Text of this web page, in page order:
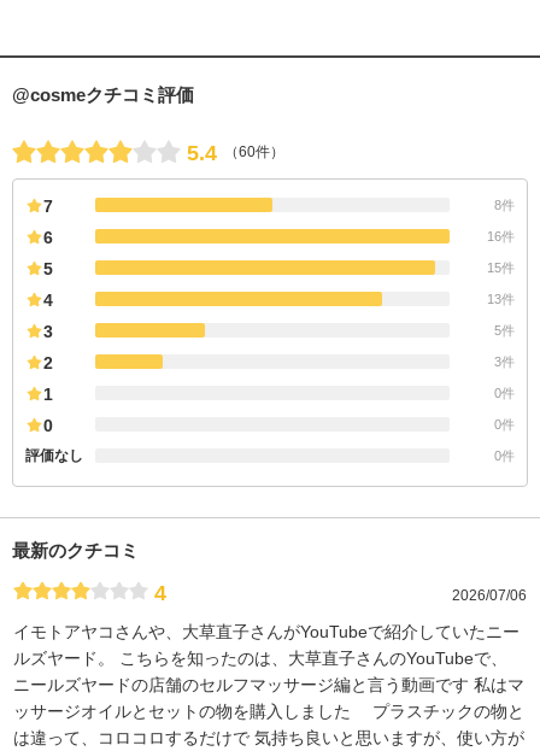
@cosmeクチコミ評価
5.4 （60件）
7 8件
6 16件
5 15件
4 13件
3 5件
2 3件
1 0件
0 0件
評価なし 0件
最新のクチコミ
4 2026/07/06
イモトアヤコさんや、大草直子さんがYouTubeで紹介していたニー
ルズヤード。 こちらを知ったのは、大草直子さんのYouTubeで、
ニールズヤードの店舗のセルフマッサージ編と言う動画です 私はマ
ッサージオイルとセットの物を購入しました プラスチックの物と
は違って、コロコロするだけで 気持ち良いと思いますが、使い方が